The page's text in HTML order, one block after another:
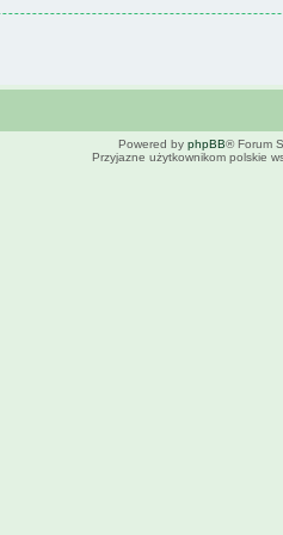
Powered by phpBB® Forum
Przyjazne użytkownikom polskie